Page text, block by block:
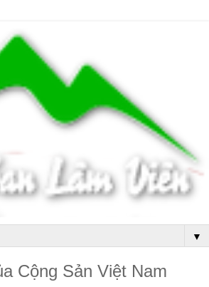
▼
Cộng Sản Việt Nam